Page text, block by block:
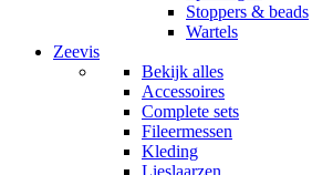
Stoppers & beads
Wartels
Zeevis
Bekijk alles
Accessoires
Complete sets
Fileermessen
Kleding
Lieslaarzen